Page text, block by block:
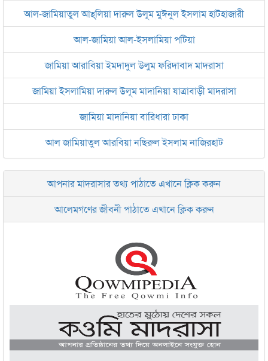
আল-জামিয়াতুল আহ্‌লিয়া দারুল উলূম মুঈনুল ইসলাম হাটহাজারী
আল-জামিয়া আল-ইসলামিয়া পটিয়া
জামিয়া আরাবিয়া ইমদাদুল উলুম ফরিদাবাদ মাদরাসা
জামিয়া ইসলামিয়া দারুল উলূম মাদানিয়া যাত্রাবাড়ী মাদরাসা
জামিয়া মাদানিয়া বারিধারা ঢাকা
আল জামিয়াতুল আরবিয়া নছিরুল ইসলাম নাজিরহাট
জামেয়া দারুল মা‘আরিফ আল-ইসলামিয়া চট্টগ্রাম
ইসলামিক রিসার্চ সেন্টার বাংলাদেশ বসুন্ধরা
জামেয়া আরাবিয়া রহমানিয়া, ঢাকা
জামেয়া কুরআনিয়া লালবাগ ঢাকা
আপনার মাদরাসার তথ্য পাঠাতে এখানে ক্লিক করুন
আলেমগণের জীবনী পাঠাতে এখানে ক্লিক করুন